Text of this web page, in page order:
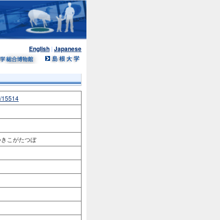
English | Japanese
15514
こがたつぼ